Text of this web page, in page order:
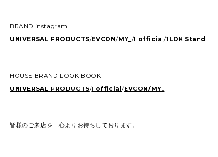
BRAND instagram
UNIVERSAL PRODUCTS/EVCON/MY_ /I official/1LDK Stand
HOUSE BRAND LOOK BOOK
UNIVERSAL PRODUCTS/I official/EVCON/MY_
皆様のご来店を、心よりお待ちしております。